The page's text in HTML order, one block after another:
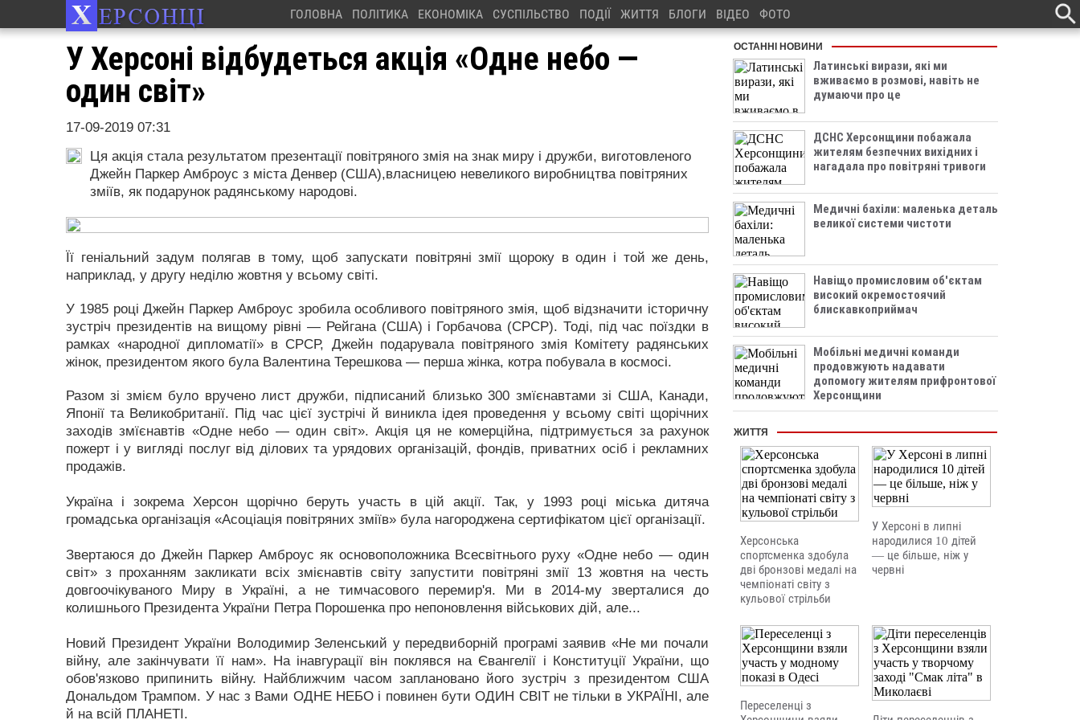
ГОЛОВНА ПОЛІТИКА ЕКОНОМІКА СУСПІЛЬСТВО ПОДІЇ ЖИТТЯ БЛОГИ ВІДЕО ФОТО
У Херсоні відбудеться акція «Одне небо —
один світ»
17-09-2019 07:31
Ця акція стала результатом презентації повітряного змія на знак миру і дружби, виготовленого
Джейн Паркер Амброус з міста Денвер (США),власницею невеликого виробництва повітряних
зміїв, як подарунок радянському народові.
Її геніальний задум полягав в тому, щоб запускати повітряні змії щороку в один і той же день,
наприклад, у другу неділю жовтня у всьому світі.
У 1985 році Джейн Паркер Амброус зробила особливого повітряного змія, щоб відзначити історичну
зустріч президентів на вищому рівні — Рейгана (США) і Горбачова (СРСР). Тоді, під час поїздки в
рамках «народної дипломатії» в СРСР, Джейн подарувала повітряного змія Комітету радянських
жінок, президентом якого була Валентина Терешкова — перша жінка, котра побувала в космосі.
Разом зі змієм було вручено лист дружби, підписаний близько 300 змїєнавтами зі США, Канади,
Японії та Великобританії. Під час цієї зустрічі й виникла ідея проведення у всьому світі щорічних
заходів змїєнавтів «Одне небо — один світ». Акція ця не комерційна, підтримується за рахунок
пожерт і у вигляді послуг від ділових та урядових організацій, фондів, приватних осіб і рекламних
продажів.
Україна і зокрема Херсон щорічно беруть участь в цій акції. Так, у 1993 році міська дитяча
громадська організація «Асоціація повітряних зміїв» була нагороджена сертифікатом цієї організації.
Звертаюся до Джейн Паркер Амброус як основоположника Всесвітнього руху «Одне небо — один
світ» з проханням закликати всіх змієнавтів світу запустити повітряні змії 13 жовтня на честь
довгоочікуваного Миру в Україні, а не тимчасового перемир'я. Ми в 2014-му зверталися до
колишнього Президента України Петра Порошенка про непоновлення військових дій, але...
Новий Президент України Володимир Зеленський у передвиборній програмі заявив «Не ми почали
війну, але закінчувати її нам». На інавгурації він поклявся на Євангелії і Конституції України, що
обов'язково припинить війну. Найближчим часом заплановано його зустріч з президентом США
Дональдом Трампом. У нас з Вами ОДНЕ НЕБО і повинен бути ОДИН СВІТ не тільки в УКРАЇНІ, але
й на всій ПЛАНЕТІ.
ОСТАННІ НОВИНИ
Латинські вирази, які ми
вживаємо в розмові, навіть не
думаючи про це
ДСНС Херсонщини побажала
жителям безпечних вихідних і
нагадала про повітряні тривоги
Медичні бахіли: маленька деталь
великої системи чистоти
Навіщо промисловим об'єктам
високий окремостоячий
блискавкоприймач
Мобільні медичні команди
продовжують надавати
допомогу жителям прифронтової
Херсонщини
ЖИТТЯ
Херсонська
спортсменка здобула
дві бронзові медалі на
чемпіонаті світу з
кульової стрільби
У Херсоні в липні
народилися 10 дітей
— це більше, ніж у
червні
Переселенці з